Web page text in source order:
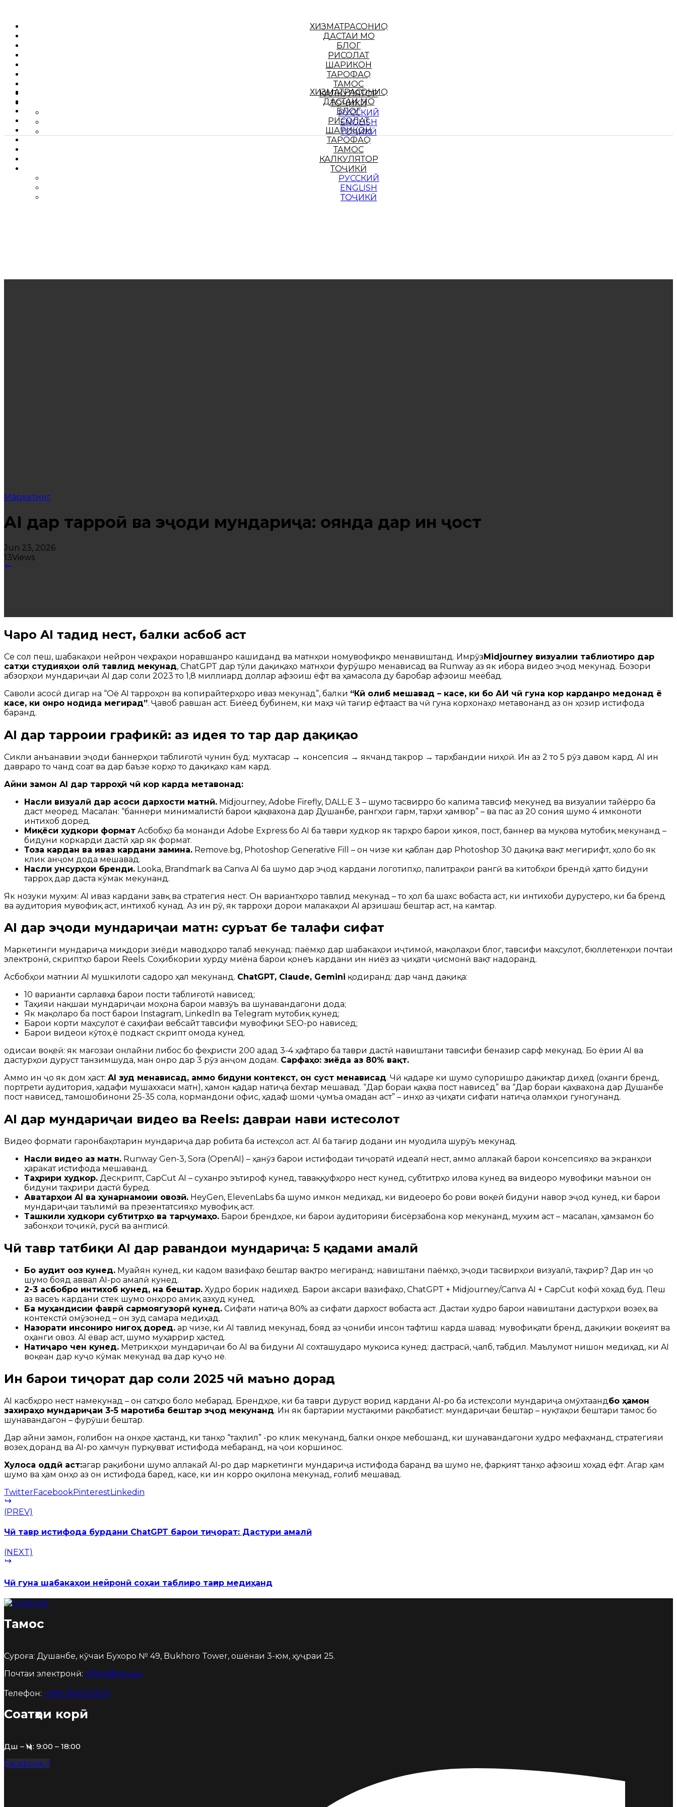
ХИЗМАТРАСОНИҲО
ДАСТАИ МО
БЛОГ
РИСОЛАТ
ШАРИКОН
ТАРОФАҲО
ТАМОС
КАЛКУЛЯТОР
ТОҶИКӢ
РУССКИЙ
ENGLISH
ТОҶИКӢ
ХИЗМАТРАСОНИҲО
ДАСТАИ МО
БЛОГ
РИСОЛАТ
ШАРИКОН
ТАРОФАҲО
ТАМОС
КАЛКУЛЯТОР
ТОҶИКӢ
РУССКИЙ
ENGLISH
ТОҶИКӢ
Маркетинг
AI дар тарроҳӣ ва эҷоди мундариҷа: оянда дар ин ҷост
Jun 23, 2026
13Views
Чаро AI таҳдид нест, балки асбоб аст
Се сол пеш, шабакаҳои нейрон чеҳраҳои норавшанро кашиданд ва матнҳои номувофиқро менавиштанд. ИмрӯзMidjourney визуалии таблиғотиро дар
сатҳи студияҳои олӣ тавлид мекунад, ChatGPT дар тӯли дақиқаҳо матнҳои фурӯшро менависад ва Runway аз як ибора видео эҷод мекунад. Бозори
абзорҳои мундариҷаи AI дар соли 2023 то 1,8 миллиард доллар афзоиш ёфт ва ҳамасола ду баробар афзоиш меёбад.
Саволи асосӣ дигар на “Оё AI тарроҳон ва копирайтерҳоро иваз мекунад”, балки “Кӣ ғолиб мешавад – касе, ки бо АИ чӣ гуна кор карданро медонад ё
касе, ки онро нодида мегирад”. Ҷавоб равшан аст. Биёед бубинем, ки маҳз чӣ тағир ёфтааст ва чӣ гуна корхонаҳо метавонанд аз он ҳозир истифода
баранд.
AI дар тарроҳии графикӣ: аз идея то тарҳ дар дақиқаҳо
Сикли анъанавии эҷоди баннерҳои таблиғотӣ чунин буд: мухтасар → консепсия → якчанд такрор → тарҳбандии ниҳоӣ. Ин аз 2 то 5 рӯз давом кард. AI ин
давраро то чанд соат ва дар баъзе корҳо то дақиқаҳо кам кард.
Айни замон AI дар тарроҳӣ чӣ кор карда метавонад:
Насли визуалӣ дар асоси дархости матнӣ. Midjourney, Adobe Firefly, DALL·E 3 – шумо тасвирро бо калима тавсиф мекунед ва визуалии тайёрро ба
даст меоред. Масалан: “баннери минималистӣ барои қаҳвахона дар Душанбе, рангҳои гарм, тарҳи ҳамвор” – ва пас аз 20 сония шумо 4 имконоти
интихоб доред.
Миқёси худкори формат Асбобҳо ба монанди Adobe Express бо AI ба таври худкор як тарҳро барои ҳикоя, пост, баннер ва муқова мутобиқ мекунанд –
бидуни коркарди дастӣ ҳар як формат.
Тоза кардан ва иваз кардани замина. Remove.bg, Photoshop Generative Fill – он чизе ки қаблан дар Photoshop 30 дақиқа вақт мегирифт, ҳоло бо як
клик анҷом дода мешавад.
Насли унсурҳои бренди. Looka, Brandmark ва Canva AI ба шумо дар эҷод кардани логотипҳо, палитраҳои рангӣ ва китобҳои брендӣ ҳатто бидуни
тарроҳ дар даста кӯмак мекунанд.
Як нозуки муҳим: AI иваз кардани завқ ва стратегия нест. Он вариантҳоро тавлид мекунад – то ҳол ба шахс вобаста аст, ки интихоби дурустеро, ки ба бренд
ва аудитория мувофиқ аст, интихоб кунад. Аз ин рӯ, як тарроҳи дорои малакаҳои AI арзишаш бештар аст, на камтар.
AI дар эҷоди мундариҷаи матн: суръат бе талафи сифат
Маркетинги мундариҷа миқдори зиёди маводҳоро талаб мекунад: паёмҳо дар шабакаҳои иҷтимоӣ, мақолаҳои блог, тавсифи маҳсулот, бюллетенҳои почтаи
электронӣ, скриптҳо барои Reels. Соҳибкории хурду миёна барои қонеъ кардани ин ниёз аз ҷиҳати ҷисмонӣ вақт надоранд.
Асбобҳои матнии AI мушкилоти садоро ҳал мекунанд. ChatGPT, Claude, Gemini қодиранд: дар чанд дақиқа:
10 варианти сарлавҳа барои пости таблиғотӣ нависед;
Таҳияи нақшаи мундариҷаи моҳона барои мавзӯъ ва шунавандагони дода;
Як мақоларо ба пост барои Instagram, LinkedIn ва Telegram мутобиқ кунед;
Барои корти маҳсулот ё саҳифаи вебсайт тавсифи мувофиқи SEO-ро нависед;
Барои видеои кӯтоҳ ё подкаст скрипт омода кунед.
Ҳодисаи воқеӣ: як мағозаи онлайни либос бо феҳристи 200 адад 3-4 ҳафтаро ба таври дастӣ навиштани тавсифи беназир сарф мекунад. Бо ёрии AI ва
дастурҳои дуруст танзимшуда, ман онро дар 3 рӯз анҷом додам. Сарфаҳо: зиёда аз 80% вақт.
Аммо ин ҷо як дом ҳаст: AI зуд менависад, аммо бидуни контекст, он суст менависад. Чӣ қадаре ки шумо супоришро дақиқтар диҳед (оҳанги бренд,
портрети аудитория, ҳадафи мушаххаси матн), ҳамон қадар натиҷа беҳтар мешавад. “Дар бораи қаҳва пост нависед” ва “Дар бораи қаҳвахона дар Душанбе
пост нависед, тамошобинони 25-35 сола, кормандони офис, ҳадаф шоми ҷумъа омадан аст” – инҳо аз ҷиҳати сифати натиҷа оламҳои гуногунанд.
AI дар мундариҷаи видео ва Reels: давраи нави истеҳсолот
Видео формати гаронбаҳотарин мундариҷа дар робита ба истеҳсол аст. AI ба тағир додани ин муодила шурӯъ мекунад.
Насли видео аз матн. Runway Gen-3, Sora (OpenAI) – ҳанӯз барои истифодаи тиҷоратӣ идеалӣ нест, аммо аллакай барои консепсияҳо ва экранҳои
ҳаракат истифода мешаванд.
Таҳрири худкор. Дескрипт, CapCut AI – суханро эътироф кунед, таваққуфҳоро нест кунед, субтитрҳо илова кунед ва видеоро мувофиқи маънои он
бидуни таҳрири дастӣ буред.
Аватарҳои AI ва ҳунарнамоии овозӣ. HeyGen, ElevenLabs ба шумо имкон медиҳад, ки видеоеро бо рови воқеӣ бидуни навор эҷод кунед, ки барои
мундариҷаи таълимӣ ва презентатсияҳо мувофиқ аст.
Ташкили худкори субтитрҳо ва тарҷумаҳо. Барои брендҳое, ки барои аудиторияи бисёрзабона кор мекунанд, муҳим аст – масалан, ҳамзамон бо
забонҳои тоҷикӣ, русӣ ва англисӣ.
Чӣ тавр татбиқи AI дар равандҳои мундариҷа: 5 қадами амалӣ
Бо аудит оғоз кунед. Муайян кунед, ки кадом вазифаҳо бештар вақтро мегиранд: навиштани паёмҳо, эҷоди тасвирҳои визуалӣ, таҳрир? Дар ин ҷо
шумо бояд аввал AI-ро амалӣ кунед.
2-3 асбобро интихоб кунед, на бештар. Худро борик надиҳед. Барои аксари вазифаҳо, ChatGPT + Midjourney/Canva AI + CapCut кофӣ хоҳад буд. Пеш
аз васеъ кардани стек шумо онҳоро амиқ азхуд кунед.
Ба муҳандисии фаврӣ сармоягузорӣ кунед. Сифати натиҷа 80% аз сифати дархост вобаста аст. Дастаи худро барои навиштани дастурҳои возеҳ ва
контекстӣ омӯзонед – он зуд самара медиҳад.
Назорати инсониро нигоҳ доред. Ҳар чизе, ки AI тавлид мекунад, бояд аз ҷониби инсон тафтиш карда шавад: мувофиқати бренд, дақиқии воқеият ва
оҳанги овоз. AI ёвар аст, шумо муҳаррир ҳастед.
Натиҷаро чен кунед. Метрикҳои мундариҷаи бо AI ва бидуни AI сохташударо муқоиса кунед: дастрасӣ, ҷалб, табдил. Маълумот нишон медиҳад, ки AI
воқеан дар куҷо кӯмак мекунад ва дар куҷо не.
Ин барои тиҷорат дар соли 2025 чӣ маъно дорад
AI касбҳоро нест намекунад – он сатҳро боло мебарад. Брендҳое, ки ба таври дуруст ворид кардани AI-ро ба истеҳсоли мундариҷа омӯхтаанд бо ҳамон
захираҳо мундариҷаи 3-5 маротиба бештар эҷод мекунанд. Ин як бартарии мустақими рақобатист: мундариҷаи бештар – нуқтаҳои бештари тамос бо
шунавандагон – фурӯши бештар.
Дар айни замон, ғолибон на онҳое ҳастанд, ки танҳо “таҳлил” -ро клик мекунанд, балки онҳое мебошанд, ки шунавандагони худро мефаҳманд, стратегияи
возеҳ доранд ва AI-ро ҳамчун пурқувват истифода мебаранд, на ҷои коршинос.
Хулоса оддӣ аст:агар рақибони шумо аллакай AI-ро дар маркетинги мундариҷа истифода баранд ва шумо не, фарқият танҳо афзоиш хоҳад ёфт. Агар ҳам
шумо ва ҳам онҳо аз он истифода баред, касе, ки ин корро оқилона мекунад, ғолиб мешавад.
TwitterFacebookPinterestLinkedin
(PREV)
Чӣ тавр истифода бурдани ChatGPT барои тиҷорат: Дастури амалӣ
(NEXT)
Чӣ гуна шабакаҳои нейронӣ соҳаи таблиғро тағир медиҳанд
Тамос
Суроға: Душанбе, кӯчаи Бухоро № 49, Bukhoro Tower, ошёнаи 3-юм, ҳуҷраи 25.
Почтаи электронӣ: office@nova.tj
Телефон: +992 935023525
Соатҳои корӣ
Дш – Ҷм: 9:00 – 18:00
Facebook-f